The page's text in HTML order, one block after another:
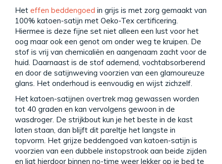
Het effen beddengoed in grijs is met zorg gemaakt van
100% katoen-satijn met Oeko-Tex certificering.
Hiermee is deze fijne set niet alleen een lust voor het
oog maar ook een genot om onder weg te kruipen. De
stof is vrij van chemicaliën en aangenaam zacht voor de
huid. Daarnaast is de stof ademend, vochtabsorberend
en door de satijnweving voorzien van een glamoureuze
glans. Het onderhoud is eenvoudig en wijst zichzelf.
Het katoen-satijnen overtrek mag gewassen worden
tot 40 graden en kan vervolgens gewoon in de
wasdroger. De strijkbout kun je het beste in de kast
laten staan, dan blijft dit pareltje het langste in
topvorm. Het grijze beddengoed van katoen-satijn is
voorzien van een dubbele instopstrook aan beide zijden
en ligt hierdoor binnen no-time weer lekker op je bed te